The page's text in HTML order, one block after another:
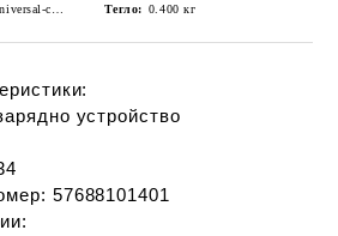
Тегло: 0.400 кг
устройство
57688101401